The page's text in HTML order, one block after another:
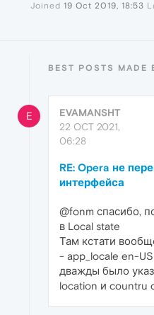
Joined 19 Oct 2019, 18:53
BEST POSTS MADE
E
EVAMANSHT
22 OCT 2021,
06:28
RE: Opera не
интерфейса
@fonm спасибо,
в Local state
Там кстати
- app_locale en-
дважды было
location и countru